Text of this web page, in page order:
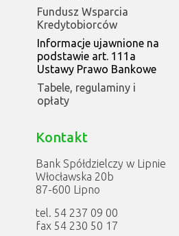
Fundusz Wsparcia
Kredytobiorców
Informacje ujawnione na
podstawie art. 111a
Ustawy Prawo Bankowe
Tabele, regulaminy i
opłaty
Kontakt
Bank Spółdzielczy w Lipnie
Włocławska 20b
87-600 Lipno
tel. 54 237 09 00
fax 54 230 50 17